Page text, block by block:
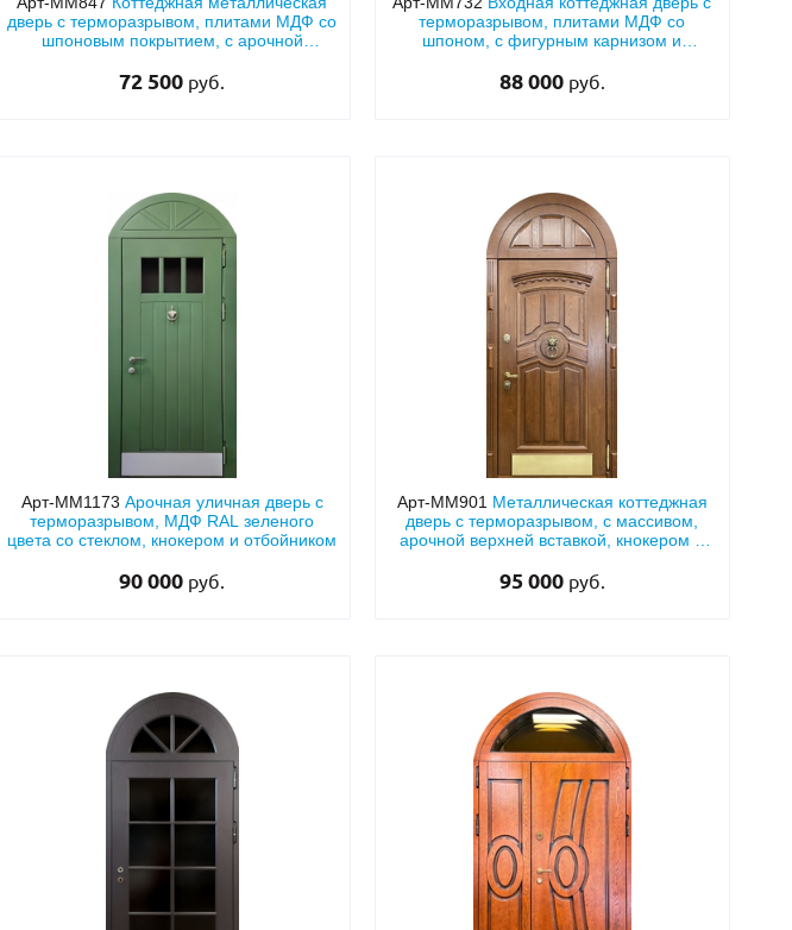
дверь с терморазрывом, плитами МДФ со
шпоновым покрытием, с арочной
72 500 руб.
терморазрывом, плитами МДФ со
шпоном, с фигурным карнизом и
88 000 руб.
Арт-ММ1173 Арочная уличная дверь с
терморазрывом, МДФ RAL зеленого
цвета со стеклом, кнокером и отбойником
90 000 руб.
Арт-ММ901 Металлическая коттеджная
дверь с терморазрывом, с массивом,
арочной верхней вставкой, кнокером и
95 000 руб.